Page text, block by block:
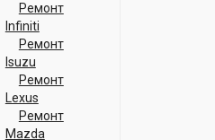
Ремонт
Infiniti
Ремонт
Isuzu
Ремонт
Lexus
Ремонт
Mazda